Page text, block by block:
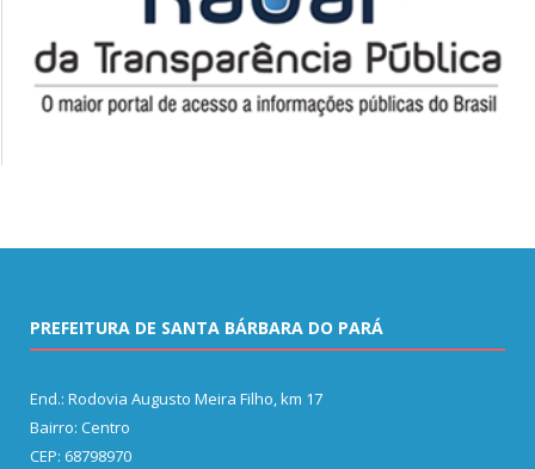
PREFEITURA DE SANTA BÁRBARA DO PARÁ
End.: Rodovia Augusto Meira Filho, km 17
Bairro: Centro
CEP: 68798970